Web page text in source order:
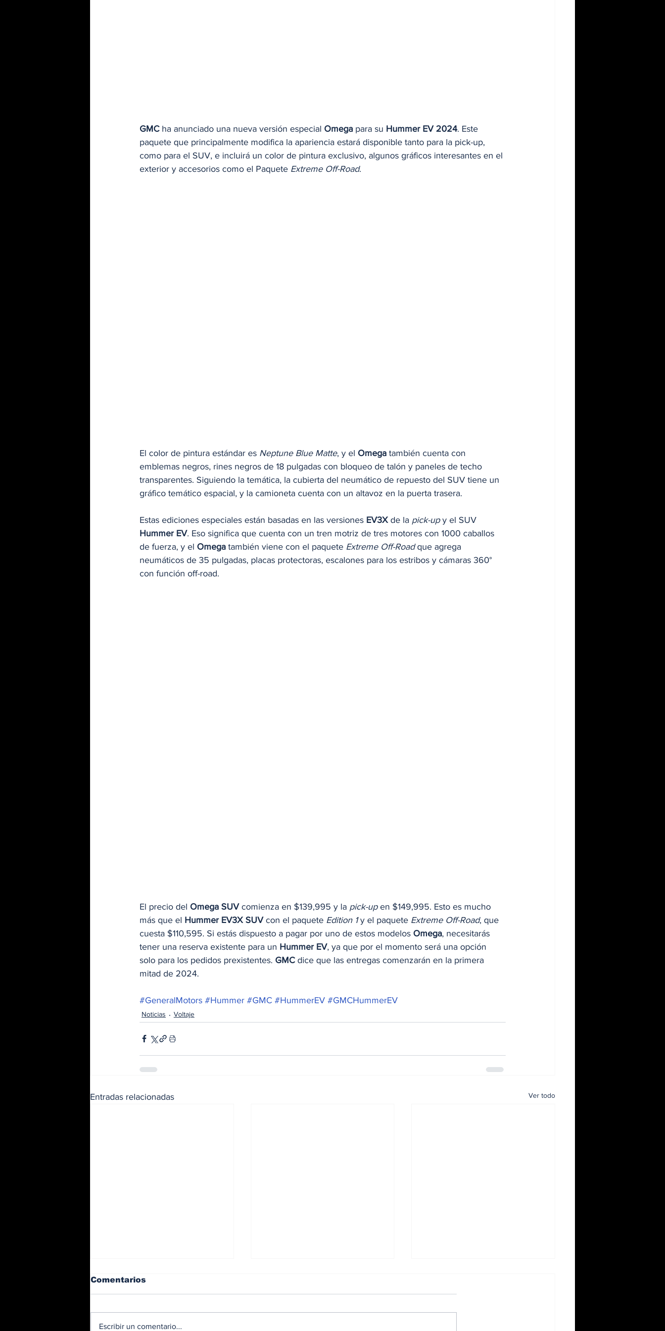
GMC ha anunciado una nueva versión especial Omega para su Hummer EV 2024. Este
paquete que principalmente modifica la apariencia estará disponible tanto para la pick-up,
como para el SUV, e incluirá un color de pintura exclusivo, algunos gráficos interesantes en el
exterior y accesorios como el Paquete Extreme Off-Road.
El color de pintura estándar es Neptune Blue Matte, y el Omega también cuenta con
emblemas negros, rines negros de 18 pulgadas con bloqueo de talón y paneles de techo
transparentes. Siguiendo la temática, la cubierta del neumático de repuesto del SUV tiene un
gráfico temático espacial, y la camioneta cuenta con un altavoz en la puerta trasera.
Estas ediciones especiales están basadas en las versiones EV3X de la pick-up y el SUV
Hummer EV. Eso significa que cuenta con un tren motriz de tres motores con 1000 caballos
de fuerza, y el Omega también viene con el paquete Extreme Off-Road que agrega
neumáticos de 35 pulgadas, placas protectoras, escalones para los estribos y cámaras 360°
con función off-road.
El precio del Omega SUV comienza en $139,995 y la pick-up en $149,995. Esto es mucho
más que el Hummer EV3X SUV con el paquete Edition 1 y el paquete Extreme Off-Road, que
cuesta $110,595. Si estás dispuesto a pagar por uno de estos modelos Omega, necesitarás
tener una reserva existente para un Hummer EV, ya que por el momento será una opción
solo para los pedidos prexistentes. GMC dice que las entregas comenzarán en la primera
mitad de 2024.
#GeneralMotors #Hummer #GMC #HummerEV #GMCHummerEV
Noticias Voltaje
Entradas relacionadas Ver todo
Comentarios
Escribir un comentario...